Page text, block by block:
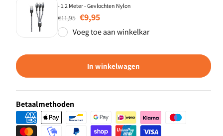
- 1.2 Meter - Gevlochten Nylon
Normale prijs
€11,95 Aanbiedingsprijs
€9,95
Voeg toe aan winkelkar
In winkelwagen
Betaalmethoden